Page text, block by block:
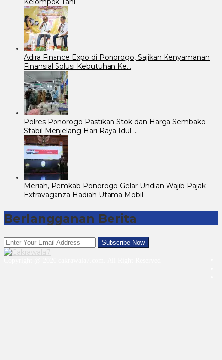
Kelompok Tani
Adira Finance Expo di Ponorogo, Sajikan Kenyamanan
Finansial Solusi Kebutuhan Ke…
Polres Ponorogo Pastikan Stok dan Harga Sembako
Stabil Menjelang Hari Raya Idul …
Meriah, Pemkab Ponorogo Gelar Undian Wajib Pajak
Extravaganza Hadiah Utama Mobil
Berlangganan Berita